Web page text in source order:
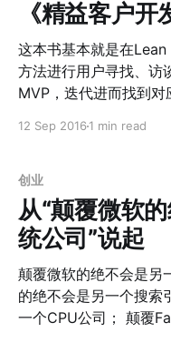
展就是精益创业的过程。 1. 滨江店作为MVP 2. 城
州店作为第二轮的发展
修系统。 3.
心看待一切你觉得丑陋
《精益客户开
这本书基本就是在
方法进行用户寻找、访
MVP，迭代进而找到对应的用户
代起来会更加有方法性
时候直接拿出来当作模
12 Sep 2016 1 min read
创业
从“颠覆微软
统公司”说起
颠覆微软的绝不会是另一个操
的绝不会是另一个搜索引擎公司； 颠覆
一个CPU公司； 颠覆Facebook的也绝不会是另一个社交